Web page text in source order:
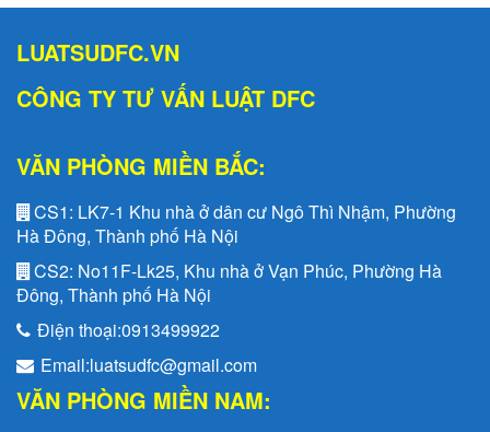
LUATSUDFC.VN
CÔNG TY TƯ VẤN LUẬT DFC
VĂN PHÒNG MIỀN BẮC:
CS1: LK7-1 Khu nhà ở dân cư Ngô Thì Nhậm, Phường
Hà Đông, Thành phố Hà Nội
CS2: No11F-Lk25, Khu nhà ở Vạn Phúc, Phường Hà
Đông, Thành phố Hà Nội
Điện thoại:0913499922
Email:luatsudfc@gmail.com
VĂN PHÒNG MIỀN NAM: